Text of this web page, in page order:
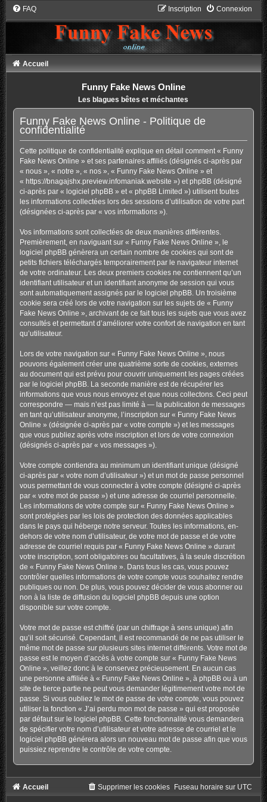
FAQ Connexion
Inscription
Accueil
Funny Fake News Online
Les blagues bêtes et méchantes
Funny Fake News Online - Politique de
confidentialité
Cette politique de confidentialité explique en détail comment « Funny
Fake News Online » et ses partenaires affiliés (désignés ci-après par
« nous », « notre », « nos », « Funny Fake News Online » et
« https://bnagajshx.preview.infomaniak.website ») et phpBB (désigné
ci-après par « logiciel phpBB » et « phpBB Limited ») utilisent toutes
les informations collectées lors des sessions d’utilisation de votre part
(désignées ci-après par « vos informations »).
Vos informations sont collectées de deux manières différentes.
Premièrement, en naviguant sur « Funny Fake News Online », le
logiciel phpBB génèrera un certain nombre de cookies qui sont de
petits fichiers téléchargés temporairement par le navigateur internet
de votre ordinateur. Les deux premiers cookies ne contiennent qu’un
identifiant utilisateur et un identifiant anonyme de session qui vous
sont automatiquement assignés par le logiciel phpBB. Un troisième
cookie sera créé lors de votre navigation sur les sujets de « Funny
Fake News Online », archivant de ce fait tous les sujets que vous avez
consultés et permettant d’améliorer votre confort de navigation en tant
qu’utilisateur.
Lors de votre navigation sur « Funny Fake News Online », nous
pouvons également créer une quatrième sorte de cookies, externes
au document qui est prévu pour couvrir uniquement les pages créées
par le logiciel phpBB. La seconde manière est de récupérer les
informations que vous nous envoyez et que nous collectons. Ceci peut
correspondre — mais n’est pas limité à — la publication de messages
en tant qu’utilisateur anonyme, l’inscription sur « Funny Fake News
Online » (désignée ci-après par « votre compte ») et les messages
que vous publiez après votre inscription et lors de votre connexion
(désignés ci-après par « vos messages »).
Votre compte contiendra au minimum un identifiant unique (désigné
ci-après par « votre nom d’utilisateur ») et un mot de passe personnel
vous permettant de vous connecter à votre compte (désigné ci-après
par « votre mot de passe ») et une adresse de courriel personnelle.
Les informations de votre compte sur « Funny Fake News Online »
sont protégées par les lois de protection des données applicables
dans le pays qui héberge notre serveur. Toutes les informations, en-
dehors de votre nom d’utilisateur, de votre mot de passe et de votre
adresse de courriel requis par « Funny Fake News Online » durant
votre inscription, sont obligatoires ou facultatives, à la seule discrétion
de « Funny Fake News Online ». Dans tous les cas, vous pouvez
contrôler quelles informations de votre compte vous souhaitez rendre
publiques ou non. De plus, vous pouvez décider de vous abonner ou
non à la liste de diffusion du logiciel phpBB depuis une option
disponible sur votre compte.
Votre mot de passe est chiffré (par un chiffrage à sens unique) afin
qu’il soit sécurisé. Cependant, il est recommandé de ne pas utiliser le
même mot de passe sur plusieurs sites internet différents. Votre mot de
passe est le moyen d’accès à votre compte sur « Funny Fake News
Online », veillez donc à le conservez précieusement. En aucun cas
une personne affiliée à « Funny Fake News Online », à phpBB ou à un
site de tierce partie ne peut vous demander légitimement votre mot de
passe. Si vous oubliez le mot de passe de votre compte, vous pouvez
utiliser la fonction « J’ai perdu mon mot de passe » qui est proposée
par défaut sur le logiciel phpBB. Cette fonctionnalité vous demandera
de spécifier votre nom d’utilisateur et votre adresse de courriel et le
logiciel phpBB générera alors un nouveau mot de passe afin que vous
puissiez reprendre le contrôle de votre compte.
Accueil Fuseau horaire sur UTC
Supprimer les cookies